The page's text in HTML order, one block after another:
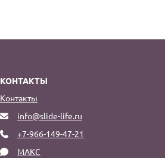
КОНТАКТЫ
Контакты
info@slide-life.ru
+7-966-149-47-21
МАКС